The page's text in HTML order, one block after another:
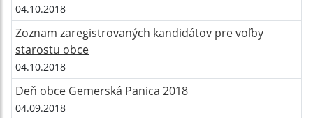
04.10.2018
Zoznam zaregistrovaných kandidátov pre voľby
starostu obce
04.10.2018
Deň obce Gemerská Panica 2018
04.09.2018